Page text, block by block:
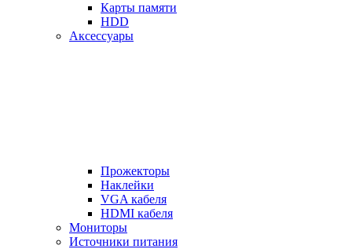
Карты памяти
HDD
Аксессуары
Прожекторы
Наклейки
VGA кабеля
HDMI кабеля
Мониторы
Источники питания